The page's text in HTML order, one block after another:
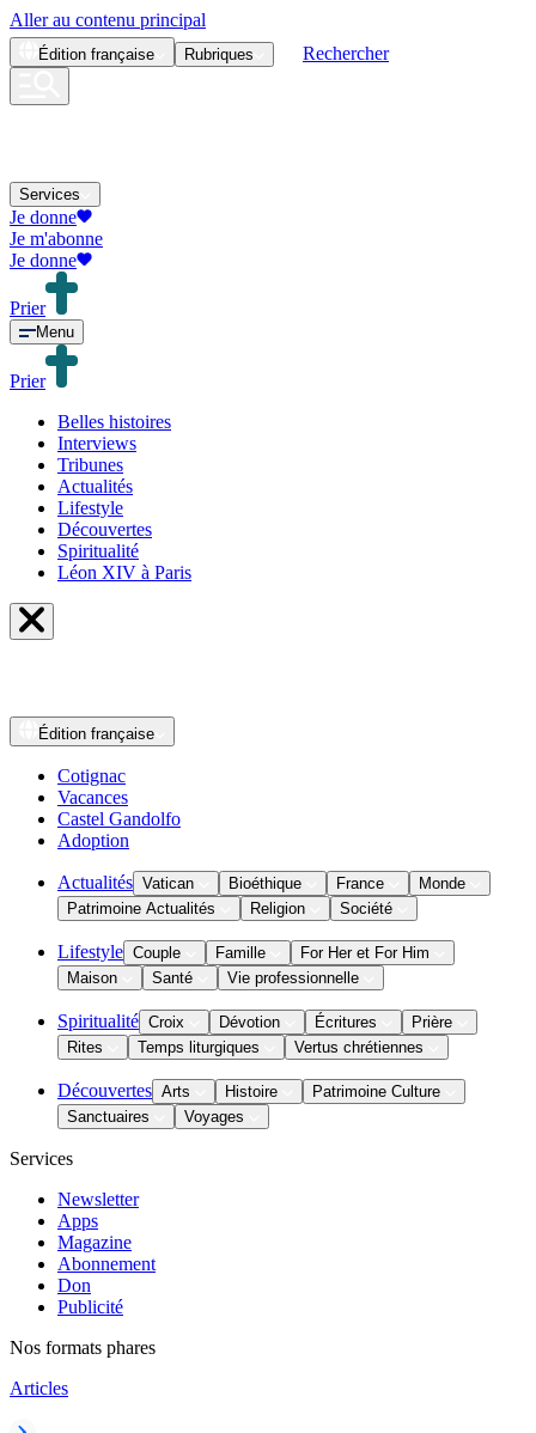
Aller au contenu principal
Édition française Rubriques Rechercher
Services
Je donne
Je m'abonne
Je donne
Prier
Menu
Prier
Belles histoires
Interviews
Tribunes
Actualités
Lifestyle
Découvertes
Spiritualité
Léon XIV à Paris
Édition française
Cotignac
Vacances
Castel Gandolfo
Adoption
Actualités Vatican Bioéthique France
Monde
Patrimoine Actualités
Religion Société
Lifestyle Couple Famille
For Her et For Him
Maison
Santé Vie professionnelle
Spiritualité Croix Dévotion Écritures
Prière
Rites
Temps liturgiques Vertus chrétiennes
Découvertes Arts Histoire
Patrimoine Culture
Sanctuaires
Voyages
Services
Newsletter
Apps
Magazine
Abonnement
Don
Publicité
Nos formats phares
Articles